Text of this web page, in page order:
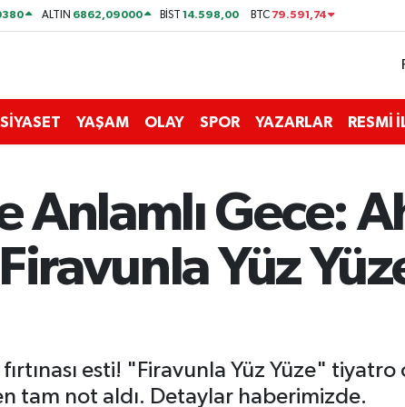
ALTIN 6862,09000 BİST14.598,00 BTC 79.591,74
SİYASET YAŞAM OLAY SPOR YAZARLAR RESMİ
Anlamlı Gece:
Yüz
esti! "Firavunla Yüz Yüze"
tam not aldı. Detaylar haberimizde.